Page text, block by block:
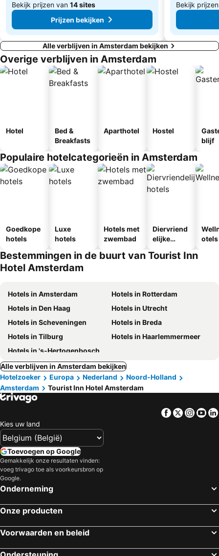
Bekijk prijzen van 14 sites
Prijzen bekijken
Bekijk
Alle verblijven in Amsterdam bekijken
Overige verblijven in Amsterdam
Hotel
Bed &
Breakfasts
Aparthotel Hostel
blijf
Populaire hotelcategorieën in Amsterdam
Goedkope
hotels
Luxe
hotels
Hotels met
zwembad
Diervriend
elijke
otels
Bestemmingen in de buurt van Tourist Inn
Hotel Amsterdam
Hotels in Amsterdam
Hotels in Rotterdam
Hotels in Den Haag
Hotels in Utrecht
Hotels in Scheveningen
Hotels in Breda
Hotels in Tilburg
Hotels in Haarlemmermeer
Hotels in 's-Hertogenbosch
Alle verblijven in Amsterdam bekijken
Hotelzoeker
Europa Nederland
Noord-Holland
Amsterdam
Tourist Inn Hotel Amsterdam
Facebook
Twitter
Kies uw land
Toevoegen op Google
Gemakkelijk onze resultaten vinden:
voeg trivago toe als voorkeursbron op
Google.
Onderneming
Onze producten
Voorwaarden en beleid